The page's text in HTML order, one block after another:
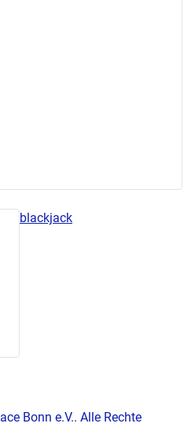
blackjack
Bonn e.V.. Alle Rechte